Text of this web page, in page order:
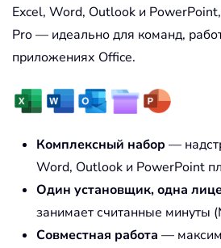
Excel, Word, Outlook и
Pro — идеально для команд,
приложениях Office.
Комплексный набор —
Word, Outlook и PowerPoint
Один установщик, одна
занимает считанные минуты
Совместная работа —